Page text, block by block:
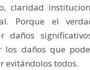
claridad
Porque el
daños
los daños que
evitándolos todos.